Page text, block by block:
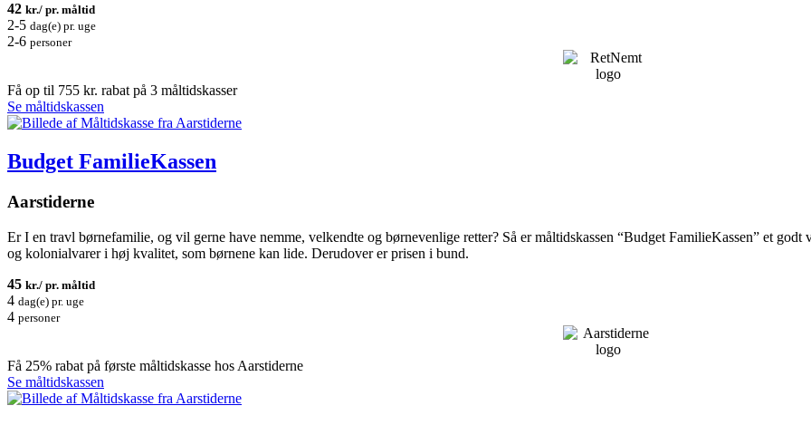
42 kr./ pr. måltid
2-5 dag(e) pr. uge
2-6 personer
Få op til 755 kr. rabat på 3 måltidskasser
Se måltidskassen
Budget FamilieKassen
Aarstiderne
Er I en travl børnefamilie, og vil gerne have nemme, velkendte og børnevenlige retter? Så er måltidskassen “Budget FamilieKassen” et
og kolonialvarer i høj kvalitet, som børnene kan lide. Derudover er prisen i bund.
45 kr./ pr. måltid
4 dag(e) pr. uge
4 personer
Få 25% rabat på første måltidskasse hos Aarstiderne
Se måltidskassen